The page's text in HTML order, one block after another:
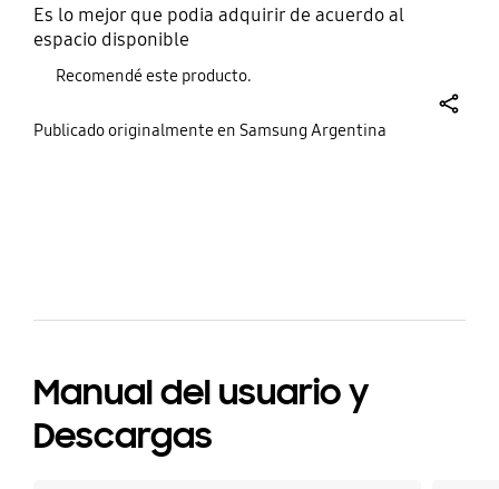
Es lo mejor que podia adquirir de acuerdo al
espacio disponible
Recomendé este producto.
Publicado originalmente en Samsung Argentina
Manual del usuario y
Descargas